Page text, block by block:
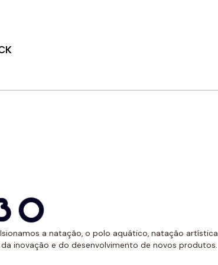
a natação, o polo aquático, natação artística
inovação e do desenvolvimento de novos produtos.